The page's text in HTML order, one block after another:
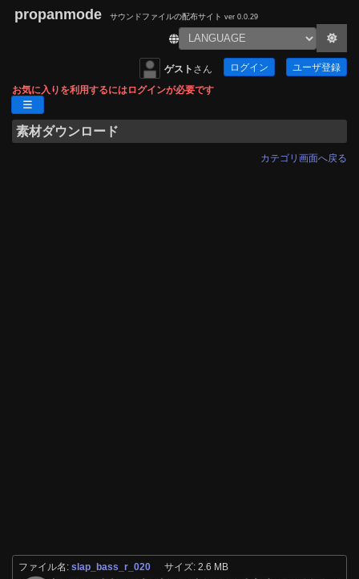
propanmode サウンドファイルの配布サイト ver 0.0.29
ゲスト さん ログイン ユーザ登録
お気に入りを利用するにはログインが必要です
素材ダウンロード
カテゴリ画面へ戻る
ファイル名:slap_bass_r_020 サイズ: 2.6 MB